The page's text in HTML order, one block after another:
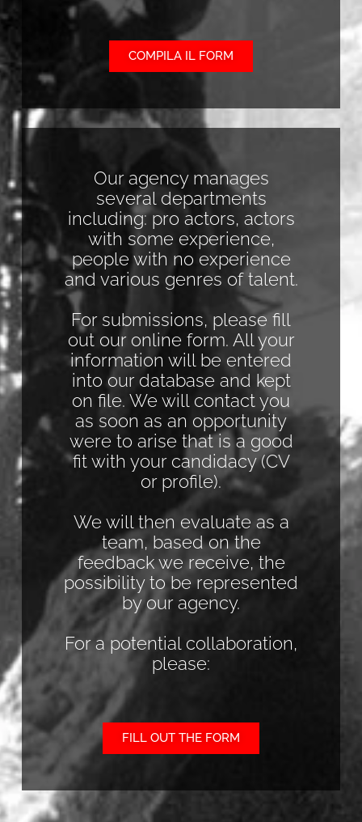
COMPILA IL FORM
Our agency manages
several departments
including: pro actors, actors
with some experience,
people with no experience
and various genres of talent.
For submissions, please fill
out our online form. All your
information will be entered
into our database and kept
on file. We will contact you
as soon as an opportunity
were to arise that is a good
fit with your candidacy (CV
or profile).
We will then evaluate as a
team, based on the
feedback we receive, the
possibility to be represented
by our agency.
For a potential collaboration,
please:
FILL OUT THE FORM